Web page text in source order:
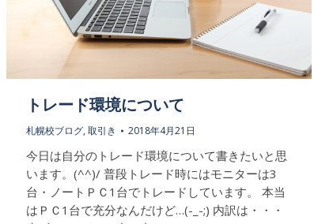
トレード環境について
札幌校ブログ, 取引き 2018年4月21日
今日は自分のトレード環境について書きたいと思
います。(^^)/ 普段トレード時にはモニターは3
台・ノートＰＣ1台でトレードしています。 本当
はＰＣ1台で充分なんだけど…(-_-;) 内訳は・・・